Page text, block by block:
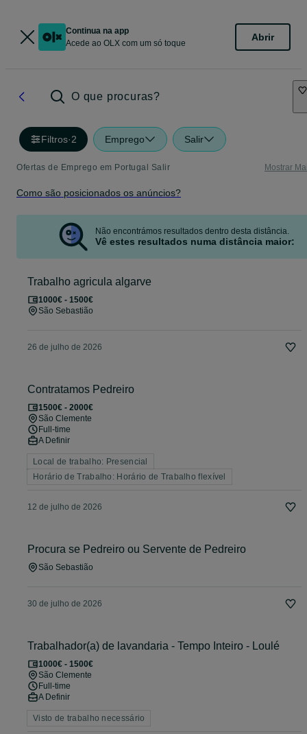
Continua na app
Acede ao OLX com um só toque
Abrir
O que procuras?
Filtros·2 Emprego Salir
Ofertas de Emprego em Portugal Salir Mostrar
Como são posicionados os anúncios?
Não encontrámos resultados dentro desta distância.
Vê estes resultados numa distância maior:
Trabalho agricula algarve
1000€ - 1500€
São Sebastião
26 de julho de 2026
Contratamos Pedreiro
1500€ - 2000€
São Clemente
Full-time
A Definir
Local de trabalho: Presencial
Horário de Trabalho: Horário de Trabalho flexível
12 de julho de 2026
Procura se Pedreiro ou Servente de Pedreiro
São Sebastião
30 de julho de 2026
Trabalhador(a) de lavandaria - Tempo Inteiro - Loulé
1000€ - 1500€
São Clemente
Full-time
A Definir
Visto de trabalho necessário